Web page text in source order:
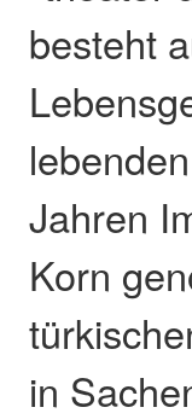
besteht
Jahren
Korn
in